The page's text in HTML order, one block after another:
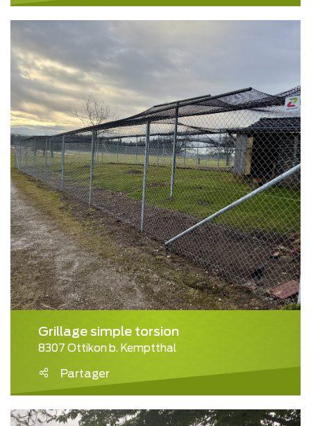
Grillage simple torsion
8307 Ottikon b. Kemptthal
Partager